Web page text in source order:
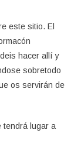
Piedra
este sitio. El
hacer allí y
sobretodo
os servirán de
tendrá lugar a